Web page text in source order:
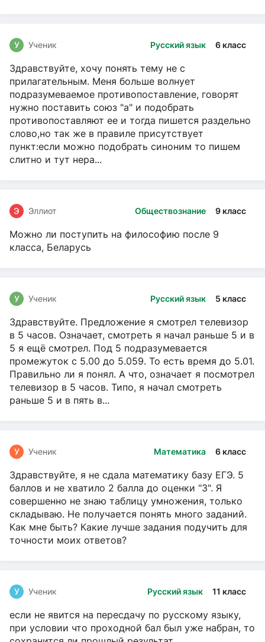
Русский язык 6 класс
У Ученик
Здравствуйте, хочу понять тему не с
прилагательным. Меня больше волнует
подразумеваемое противопоставление, говорят
нужно поставить союз "а" и подобрать
противопоставляют ее и тогда пишется раздельно
слово,но так же в правиле присутствует
пункт:если можно подобрать синоним то пишем
слитно и тут нера...
Обществознание 9 класс
Э Эллиот
Можно ли поступить на философию после 9
класса, Беларусь
Русский язык 5 класс
У Ученик
Здравствуйте. Предложение я смотрел телевизор
в 5 часов. Означает, смотреть я начал раньше 5 и в
5 я ещё смотрел. Под 5 подразумевается
промежуток с 5.00 до 5.059. То есть время до 5.01.
Правильно ли я понял. А что, означает я посмотрел
телевизор в 5 часов. Типо, я начал смотреть
раньше 5 и в пять в...
Математика 6 класс
У Ученик
Здравствуйте, я не сдала математику базу ЕГЭ. 5
баллов и не хватило 2 балла до оценки "3". Я
совершенно не знаю таблицу умножения, только
складываю. Не получается понять много заданий.
Как мне быть? Какие лучше задания подучить для
точности моих ответов?
Русский язык 11 класс
У Ученик
если не явится на пересдачу по русскому языку,
при условии что проходной бал был уже набран, то